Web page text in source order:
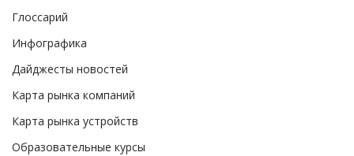
Глоссарий
Инфографика
Дайджесты новостей
Карта рынка компаний
Карта рынка устройств
Образовательные курсы